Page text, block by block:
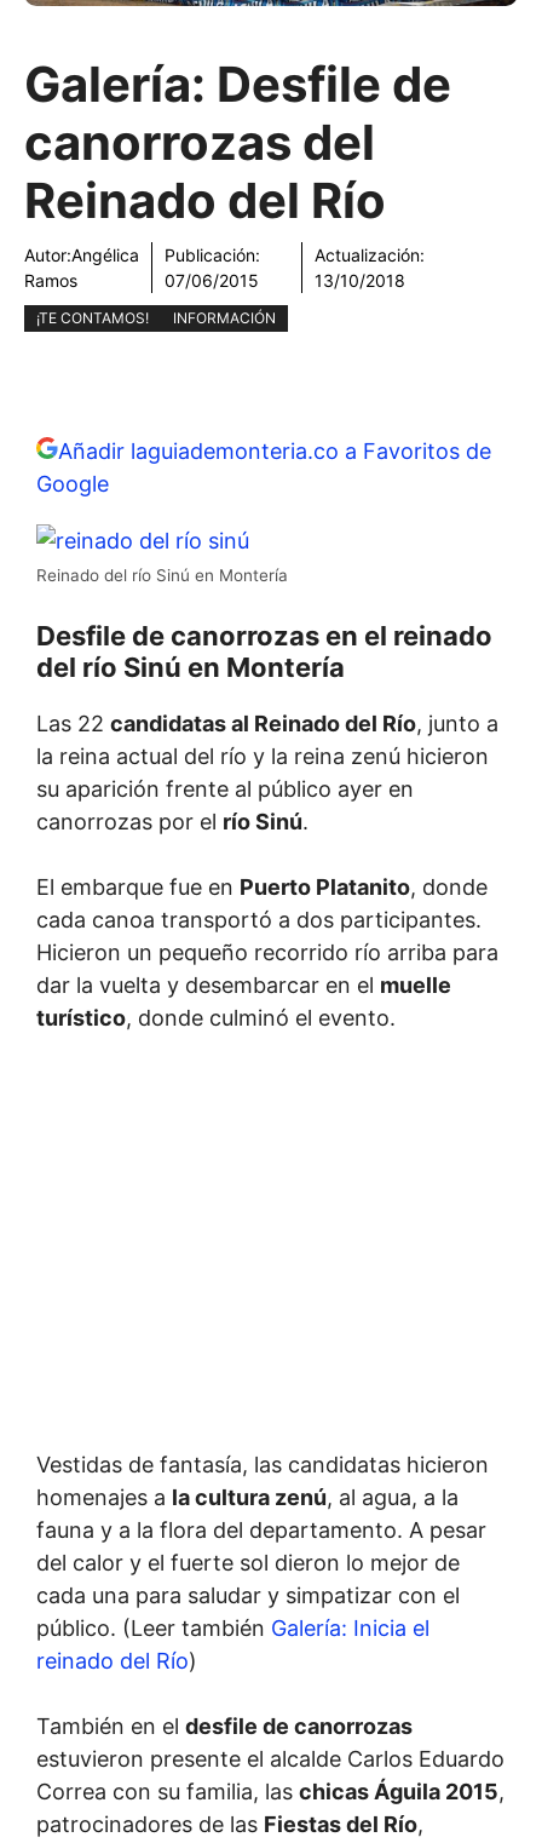
Galería: Desfile de
canorrozas del
Reinado del Río
Autor:Angélica
Ramos
Publicación:
07/06/2015
Actualización:
13/10/2018
¡TE CONTAMOS! INFORMACIÓN
Añadir laguiademonteria.co a Favoritos de
Google
Reinado del río Sinú en Montería
Desfile de canorrozas en el reinado
del río Sinú en Montería
Las 22 candidatas al Reinado del Río, junto a
la reina actual del río y la reina zenú hicieron
su aparición frente al público ayer en
canorrozas por el río Sinú.
El embarque fue en Puerto Platanito, donde
cada canoa transportó a dos participantes.
Hicieron un pequeño recorrido río arriba para
dar la vuelta y desembarcar en el muelle
turístico, donde culminó el evento.
Vestidas de fantasía, las candidatas hicieron
homenajes a la cultura zenú, al agua, a la
fauna y a la flora del departamento. A pesar
del calor y el fuerte sol dieron lo mejor de
cada una para saludar y simpatizar con el
público. (Leer también Galería: Inicia el
reinado del Río)
También en el desfile de canorrozas
estuvieron presente el alcalde Carlos Eduardo
Correa con su familia, las chicas Águila 2015,
patrocinadores de las Fiestas del Río,